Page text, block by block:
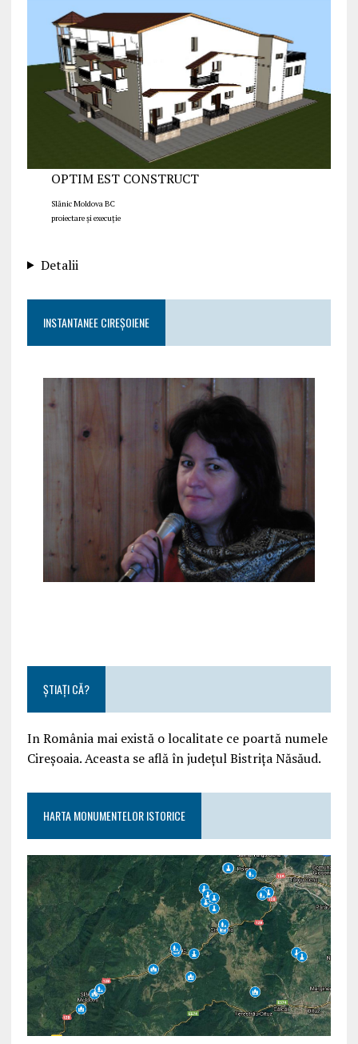
OPTIM EST CONSTRUCT
Slănic Moldova BC
proiectare și execuție
Detalii
INSTANTANEE CIREȘOIENE
ȘTIAȚI CĂ?
In România mai există o localitate ce poartă numele
Cireșoaia. Aceasta se află în județul Bistrița Năsăud.
HARTA MONUMENTELOR ISTORICE